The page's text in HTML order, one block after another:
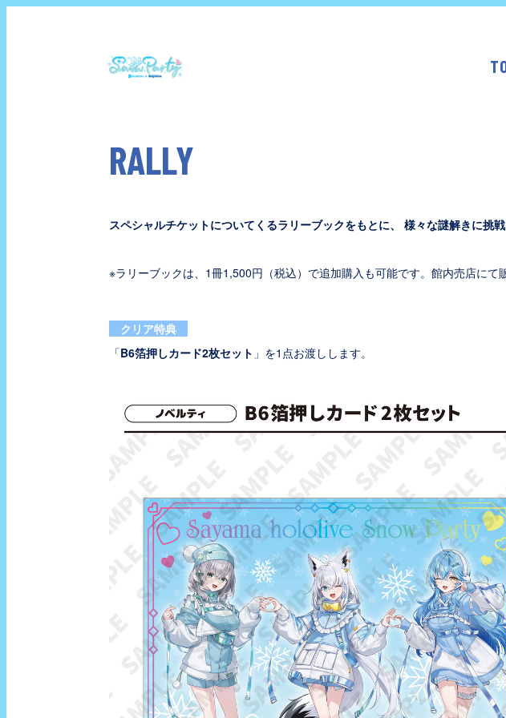
RALLY
スペシャルチケットについてくるラリーブックをもとに、 様々な謎解きに挑
※ラリーブックは、1冊1,500円（税込）で追加購入も可能です。館内売店にて
クリア特典
「B6箔押しカード2枚セット 」を1点お渡しします。